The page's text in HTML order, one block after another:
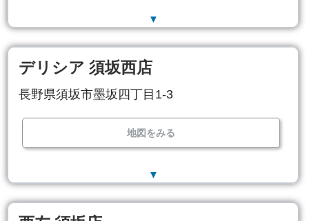
▼
デリシア 須坂西店
長野県須坂市墨坂四丁目1-3
地図をみる
▼